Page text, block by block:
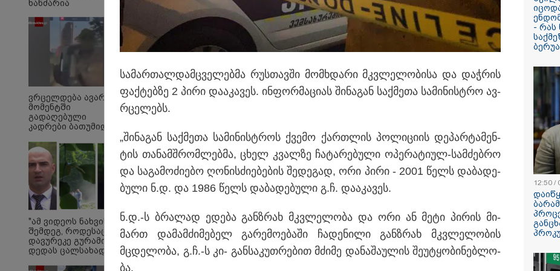
"თავად ეკა კუპატაძეც ვერ უთითებს რაიმე
კონკრეტულ მტკიცებულებას, პროკურატურამ ვერ
წნეხს?"
"ვესაუბრე ვიდეოს
მიდასტურებს, რომ
იმყოფებოდა
თავად იღებდა
საყურადღებოა
ადვოკატი ახალი
დეტალებით
რატომ ჩაბნელდა
საქართველო
გველოდება თუ არა
ზამთარში
ენერგოკრიზისი -
"პრობლემის
დაახლოებით ერთი
დასჭირდება"
სპა, აუზები,
ხედები -
კუნძულ მადეირაზე,
რონალდუ და
დაქორწინდებიან
ხანძარია
ვრცელდება ავარიის
მომენტში
გადაღებული
კადრები ბათუმიდან -
ყოჩაღ "მარშრუტკის"
მძღოლს"
"ამ ვიდეოს ნახვის
შემდეგ, როდესაც
დავურეკე გურამის
დედას ცალსახად
სა­მარ­თალ­დამ­ცვე­ლებ­მა რუს­თავ­ში მომ­ხდა­რი მკვლე­ლო­ბი­სა და დაჭ­რის
ფაქ­ტებ­ზე 2 პირი და­ა­კა­ვეს. ინ­ფორ­მა­ცი­ას ში­ნა­გან საქ­მე­თა სა­მი­ნის­ტრო ავ­
რცე­ლებს.
„ში­ნა­გან საქ­მე­თა სა­მი­ნის­ტროს ქვე­მო ქარ­თლის პო­ლი­ცი­ის დე­პარ­ტა­მენ­
ტის თა­ნამ­შრომ­ლებ­მა, ცხელ კვალ­ზე ჩა­ტა­რე­ბუ­ლი ოპე­რა­ტი­ულ-სამ­ძებ­რო
და სა­გა­მო­ძი­ე­ბო ღო­ნის­ძი­ე­ბე­ბის შე­დე­გად, ორი პირი - 2001 წელს და­ბა­დე­
ბუ­ლი ნ.დ. და 1986 წელს და­ბა­დე­ბუ­ლი გ.ჩ. და­ა­კა­ვეს.
ნ.დ.-ს ბრა­ლად ედე­ბა გან­ზრახ მკვლე­ლო­ბა და ორი ან მეტი პი­რის მი­
მართ და­მამ­ძი­მე­ბელ გა­რე­მო­ე­ბა­ში ჩა­დე­ნი­ლი გან­ზრახ მკვლე­ლო­ბის
მცდე­ლო­ბა, გ.ჩ.-ს კი- გან­სა­კუთ­რე­ბით მძი­მე და­ნა­შა­უ­ლის შე­უ­ტყო­ბი­ნებ­ლო­
ბა.
- რას
12:50 /